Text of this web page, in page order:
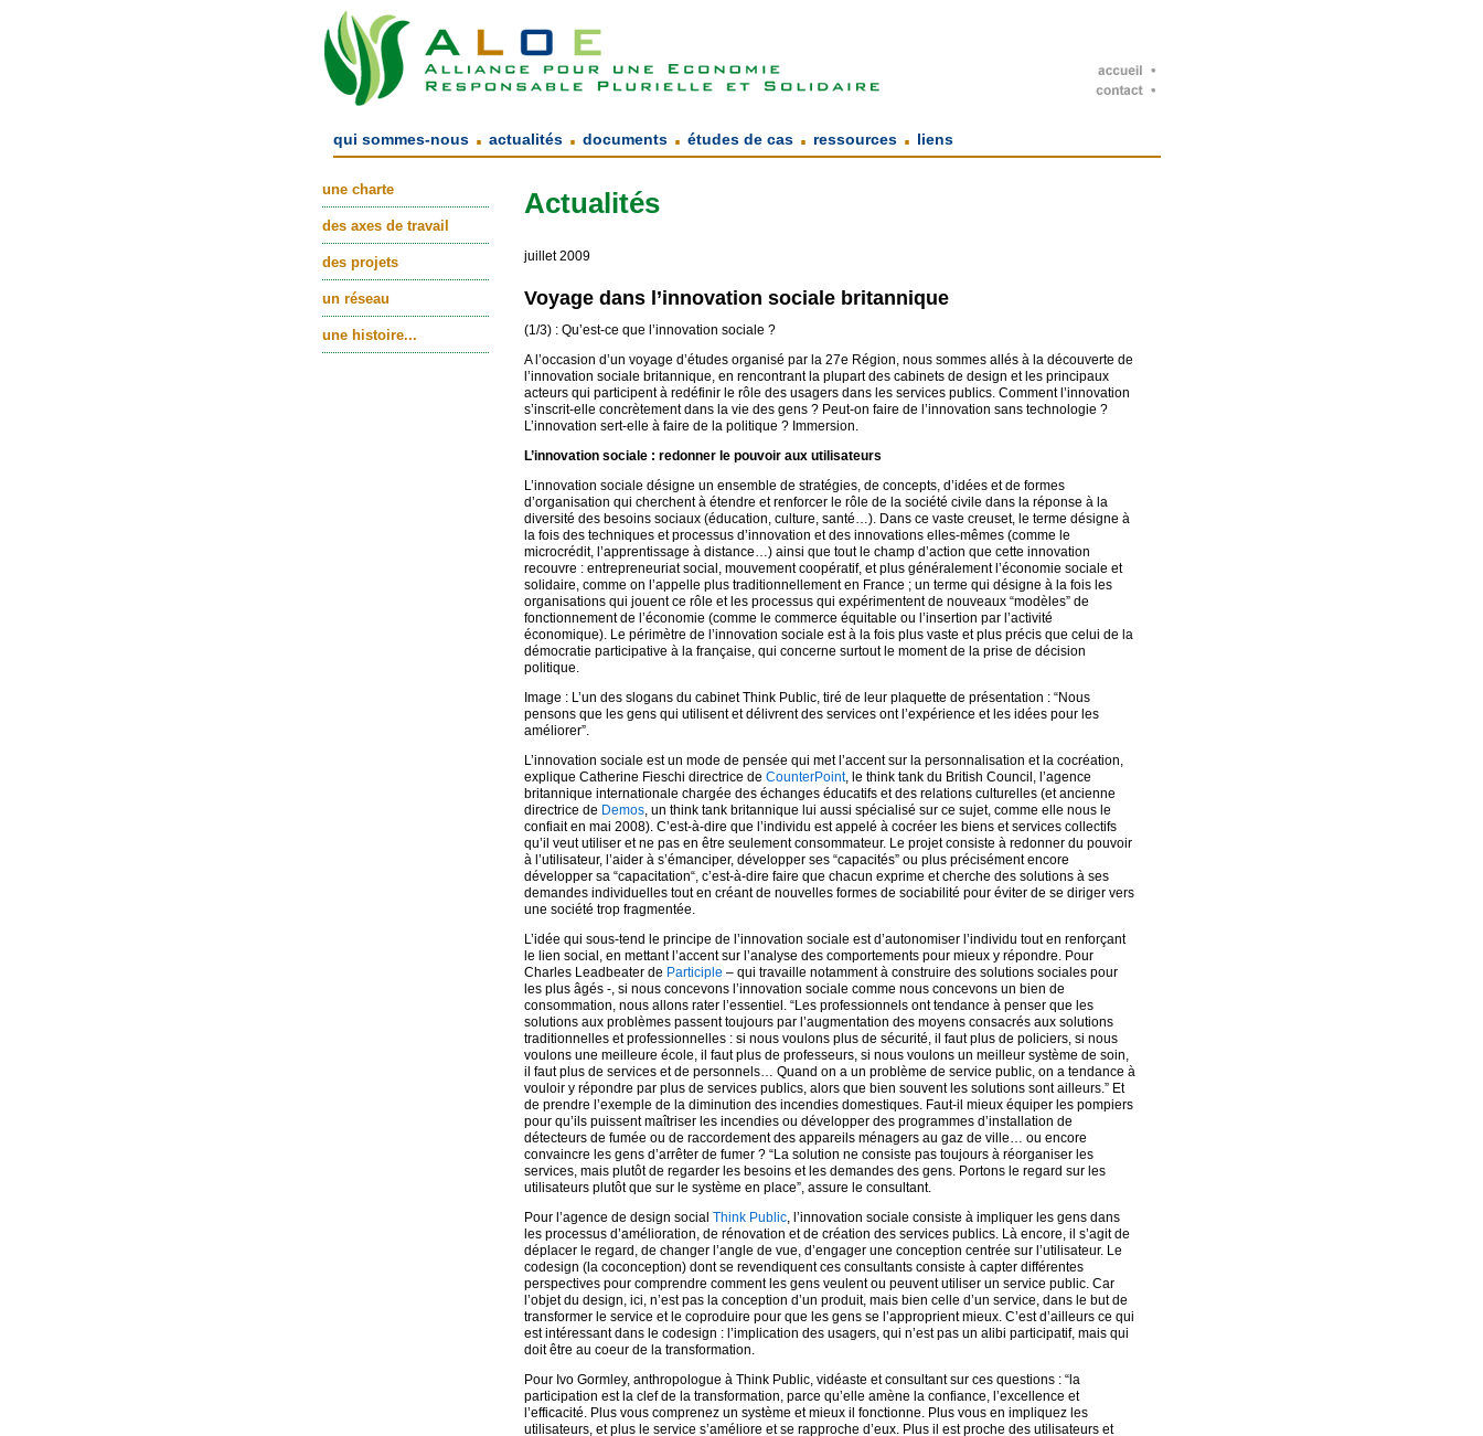
qui sommes-nous . actualités . documents . études de cas . ressources . liens
une charte
des axes de travail
des projets
un réseau
une histoire...
Actualités
juillet 2009
Voyage dans l’innovation sociale britannique
(1/3) : Qu’est-ce que l’innovation sociale ?
A l’occasion d’un voyage d’études organisé par la 27e Région, nous sommes allés à la découverte de
l’innovation sociale britannique, en rencontrant la plupart des cabinets de design et les principaux
acteurs qui participent à redéfinir le rôle des usagers dans les services publics. Comment l’innovation
s’inscrit-elle concrètement dans la vie des gens ? Peut-on faire de l’innovation sans technologie ?
L’innovation sert-elle à faire de la politique ? Immersion.
L’innovation sociale : redonner le pouvoir aux utilisateurs
L’innovation sociale désigne un ensemble de stratégies, de concepts, d’idées et de formes
d’organisation qui cherchent à étendre et renforcer le rôle de la société civile dans la réponse à la
diversité des besoins sociaux (éducation, culture, santé…). Dans ce vaste creuset, le terme désigne à
la fois des techniques et processus d’innovation et des innovations elles-mêmes (comme le
microcrédit, l’apprentissage à distance…) ainsi que tout le champ d’action que cette innovation
recouvre : entrepreneuriat social, mouvement coopératif, et plus généralement l’économie sociale et
solidaire, comme on l’appelle plus traditionnellement en France ; un terme qui désigne à la fois les
organisations qui jouent ce rôle et les processus qui expérimentent de nouveaux “modèles” de
fonctionnement de l’économie (comme le commerce équitable ou l’insertion par l’activité
économique). Le périmètre de l’innovation sociale est à la fois plus vaste et plus précis que celui de la
démocratie participative à la française, qui concerne surtout le moment de la prise de décision
politique.
Image : L’un des slogans du cabinet Think Public, tiré de leur plaquette de présentation : “Nous
pensons que les gens qui utilisent et délivrent des services ont l’expérience et les idées pour les
améliorer”.
L’innovation sociale est un mode de pensée qui met l’accent sur la personnalisation et la cocréation,
explique Catherine Fieschi directrice deCounterPoint, le think tank du British Council, l’agence
britannique internationale chargée des échanges éducatifs et des relations culturelles (et ancienne
directrice de Demos, un think tank britannique lui aussi spécialisé sur ce sujet, comme elle nous le
confiait en mai 2008). C’est-à-dire que l’individu est appelé à cocréer les biens et services collectifs
qu’il veut utiliser et ne pas en être seulement consommateur. Le projet consiste à redonner du pouvoir
à l’utilisateur, l’aider à s’émanciper, développer ses “capacités” ou plus précisément encore
développer sa “capacitation“, c’est-à-dire faire que chacun exprime et cherche des solutions à ses
demandes individuelles tout en créant de nouvelles formes de sociabilité pour éviter de se diriger vers
une société trop fragmentée.
L’idée qui sous-tend le principe de l’innovation sociale est d’autonomiser l’individu tout en renforçant
le lien social, en mettant l’accent sur l’analyse des comportements pour mieux y répondre. Pour
Charles Leadbeater de Participle – qui travaille notamment à construire des solutions sociales pour
les plus âgés -, si nous concevons l’innovation sociale comme nous concevons un bien de
consommation, nous allons rater l’essentiel. “Les professionnels ont tendance à penser que les
solutions aux problèmes passent toujours par l’augmentation des moyens consacrés aux solutions
traditionnelles et professionnelles : si nous voulons plus de sécurité, il faut plus de policiers, si nous
voulons une meilleure école, il faut plus de professeurs, si nous voulons un meilleur système de soin,
il faut plus de services et de personnels… Quand on a un problème de service public, on a tendance à
vouloir y répondre par plus de services publics, alors que bien souvent les solutions sont ailleurs.” Et
de prendre l’exemple de la diminution des incendies domestiques. Faut-il mieux équiper les pompiers
pour qu’ils puissent maîtriser les incendies ou développer des programmes d’installation de
détecteurs de fumée ou de raccordement des appareils ménagers au gaz de ville… ou encore
convaincre les gens d’arrêter de fumer ? “La solution ne consiste pas toujours à réorganiser les
services, mais plutôt de regarder les besoins et les demandes des gens. Portons le regard sur les
utilisateurs plutôt que sur le système en place”, assure le consultant.
Pour l’agence de design socialThink Public, l’innovation sociale consiste à impliquer les gens dans
les processus d’amélioration, de rénovation et de création des services publics. Là encore, il s’agit de
déplacer le regard, de changer l’angle de vue, d’engager une conception centrée sur l’utilisateur. Le
codesign (la coconception) dont se revendiquent ces consultants consiste à capter différentes
perspectives pour comprendre comment les gens veulent ou peuvent utiliser un service public. Car
l’objet du design, ici, n’est pas la conception d’un produit, mais bien celle d’un service, dans le but de
transformer le service et le coproduire pour que les gens se l’approprient mieux. C’est d’ailleurs ce qui
est intéressant dans le codesign : l’implication des usagers, qui n’est pas un alibi participatif, mais qui
doit être au coeur de la transformation.
Pour Ivo Gormley, anthropologue à Think Public, vidéaste et consultant sur ces questions : “la
participation est la clef de la transformation, parce qu’elle amène la confiance, l’excellence et
l’efficacité. Plus vous comprenez un système et mieux il fonctionne. Plus vous en impliquez les
utilisateurs, et plus le service s’améliore et se rapproche d’eux. Plus il est proche des utilisateurs et